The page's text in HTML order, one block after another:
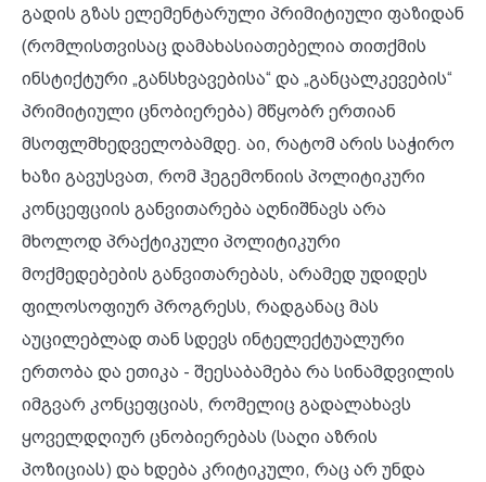
გადის გზას ელემენტარული პრიმიტიული ფაზიდან
(რომლისთვისაც დამახასიათებელია თითქმის
ინსტიქტური „განსხვავებისა“ და „განცალკევების“
პრიმიტიული ცნობიერება) მწყობრ ერთიან
მსოფლმხედველობამდე. აი, რატომ არის საჭირო
ხაზი გავუსვათ, რომ ჰეგემონიის პოლიტიკური
კონცეფციის განვითარება აღნიშნავს არა
მხოლოდ პრაქტიკული პოლიტიკური
მოქმედებების განვითარებას, არამედ უდიდეს
ფილოსოფიურ პროგრესს, რადგანაც მას
აუცილებლად თან სდევს ინტელექტუალური
ერთობა და ეთიკა - შეესაბამება რა სინამდვილის
იმგვარ კონცეფციას, რომელიც გადალახავს
ყოველდღიურ ცნობიერებას (საღი აზრის
პოზიციას) და ხდება კრიტიკული, რაც არ უნდა